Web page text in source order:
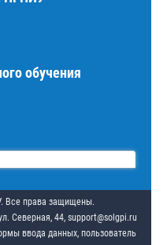
обучения
Все права защищены.
Северная, 44, support@solgpi.ru
ввода данных, пользователь